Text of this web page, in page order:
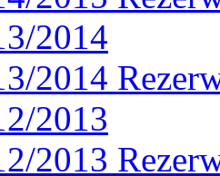
2014
2014
2013
2013